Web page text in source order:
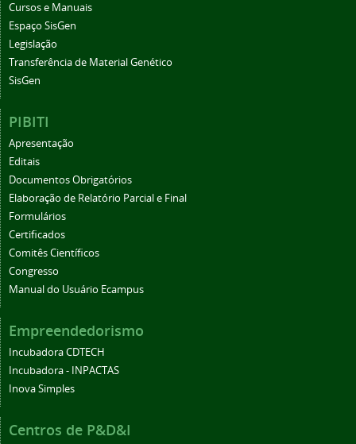
Cursos e Manuais
Espaço SisGen
Legislação
Transferência de Material Genético
SisGen
PIBITI
Apresentação
Editais
Documentos Obrigatórios
Elaboração de Relatório Parcial e Final
Formulários
Certificados
Comitês Científicos
Congresso
Manual do Usuário Ecampus
Empreendedorismo
Incubadora CDTECH
Incubadora - INPACTAS
Inova Simples
Centros de P&D&I